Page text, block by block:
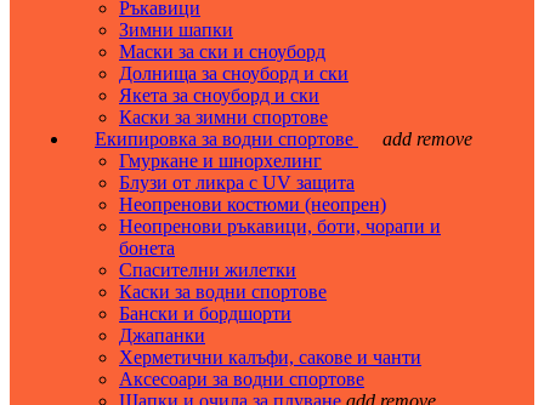
Ръкавици
Зимни шапки
Маски за ски и сноуборд
Долнища за сноуборд и ски
Якета за сноуборд и ски
Каски за зимни спортове
Екипировка за водни спортове
add remove
Гмуркане и шнорхелинг
Блузи от ликра с UV защита
Неопренови костюми (неопрен)
Неопренови ръкавици, боти, чорапи и
бонета
Спасителни жилетки
Каски за водни спортове
Бански и бордшорти
Джапанки
Херметични калъфи, сакове и чанти
Аксесоари за водни спортове